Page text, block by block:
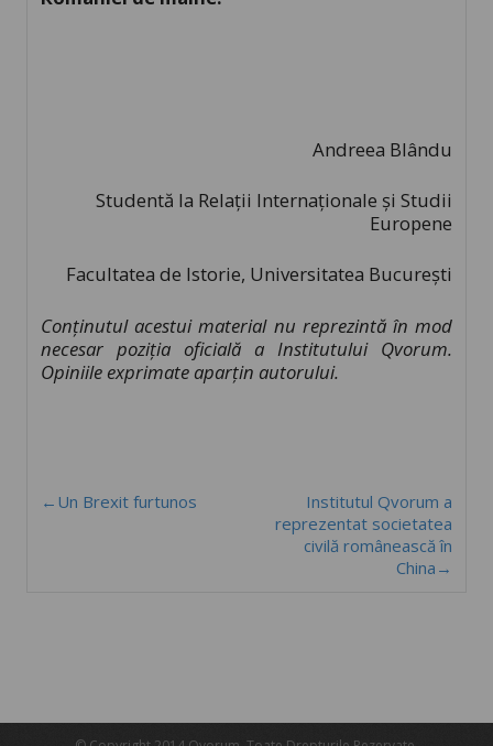
Andreea Blându
Studentă la Relații Internaționale și Studii
Europene
Facultatea de Istorie, Universitatea București
Conţinutul acestui material nu reprezintă în mod
necesar poziţia oficială a Institutului Qvorum.
Opiniile exprimate aparțin autorului.
←Un Brexit furtunos
Institutul Qvorum a
reprezentat societatea
civilă românească în
China→